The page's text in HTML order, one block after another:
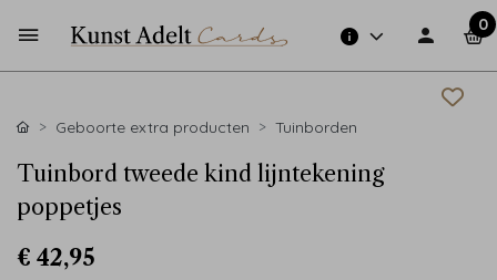
0
Geboorte extra producten Tuinborden
Tuinbord tweede kind lijntekening
poppetjes
€ 42,95